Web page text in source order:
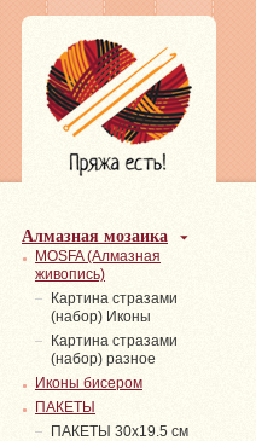
Алмазная мозаика
MOSFA (Алмазная
живопись)
Картина стразами
(набор) Иконы
Картина стразами
(набор) разное
Иконы бисером
ПАКЕТЫ
ПАКЕТЫ 30х19.5 см